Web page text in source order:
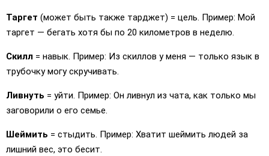
Таргет (может быть также тарджет) = цель. Пример: Мой
таргет — бегать хотя бы по 20 километров в неделю.
Скилл = навык. Пример: Из скиллов у меня — только язык в
трубочку могу скручивать.
Ливнуть = уйти. Пример: Он ливнул из чата, как только мы
заговорили о его семье.
Шеймить = стыдить. Пример: Хватит шеймить людей за
лишний вес, это бесит.